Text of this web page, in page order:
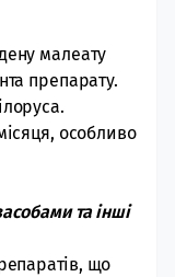
малеату
препарату.
особливо
та інші
що